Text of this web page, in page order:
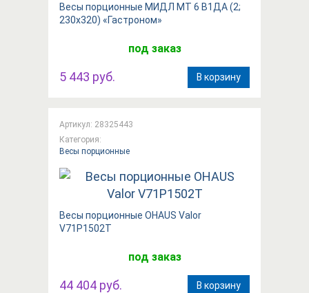
Весы порционные МИДЛ МТ 6 В1ДА (2;
230х320) «Гастроном»
под заказ
5 443 руб. В корзину
Артикул: 28325443
Категория:
Весы порционные
Весы порционные OHAUS Valor
V71P1502T
под заказ
44 404 руб. В корзину